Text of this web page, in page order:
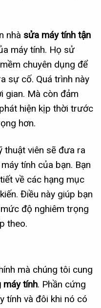
nhà sửa máy tính tận
máy tính. Họ sử
chuyên dụng để
sự cố. Quá trình này
gian. Mà còn đảm
hiện kịp thời trước
hơn.
thuật viên sẽ đưa ra
tính của bạn. Bạn
về các hạng mục
Điều này giúp bạn
độ nghiêm trọng
theo.
mà chúng tôi cung
máy tính. Phần cứng
tính và đôi khi nó có